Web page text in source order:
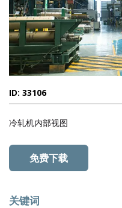
ID: 33106
冷轧机内部视图
免费下载
关键词